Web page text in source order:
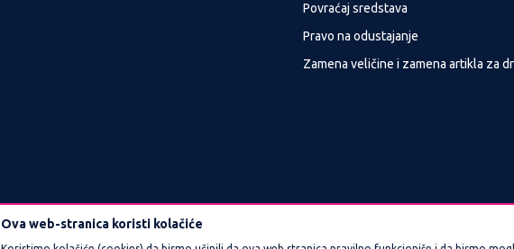
Povraćaj sredstava
Pravo na odustajanje
Zamena veličine i zamena artikla za
Ova web-stranica koristi kolačiće